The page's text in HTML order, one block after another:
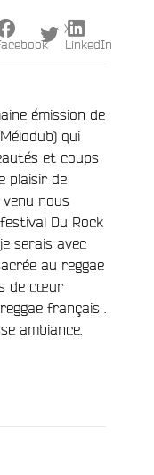
émission de
qui
et coups
plaisir de
nous
Du Rock
serais avec
au reggae
de cœur
français .
ambiance.
X
LinkedIn